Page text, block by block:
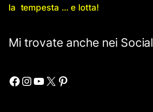
la tempesta … e lotta!
Mi trovate anche nei Social
Facebook Instagram YouTube X Pinterest